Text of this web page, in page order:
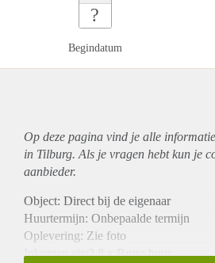
?
Begindatum
Op deze pagina vind je alle
in Tilburg. Als je vragen hebt kun je
aanbieder.
Object: Direct bij de eigenaar
Huurtermijn: Onbepaalde termijn
Oplevering: Zie foto
Inkomen eis:2,8 x Bruto huur